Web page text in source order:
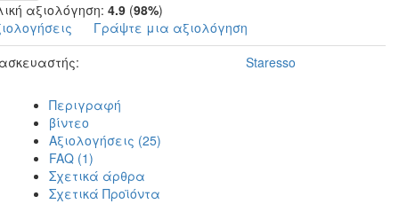
αξιολόγηση: 4.9 (98%)
Γράψτε μια αξιολόγηση
Staresso
Περιγραφή
βίντεο
Αξιολογήσεις (25)
FAQ (1)
Σχετικά άρθρα
Σχετικά Προϊόντα